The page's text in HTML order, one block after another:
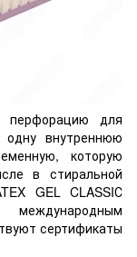
перфорацию для
внутреннюю
которую
в стиральной
GEL CLASSIС
сертификаты